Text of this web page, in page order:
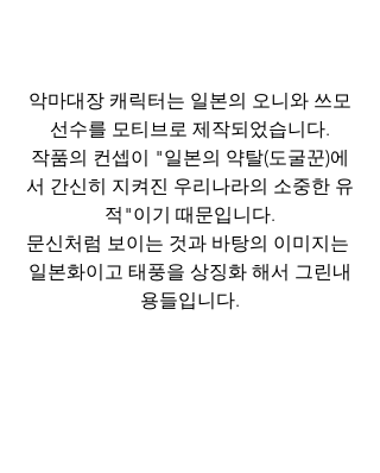
악마대장 캐릭터는 일본의 오니와 쓰모
선수를 모티브로 제작되었습니다.
작품의 컨셉이 "일본의 약탈(도굴꾼)에
서 간신히 지켜진 우리나라의 소중한 유
적"이기 때문입니다.
문신처럼 보이는 것과 바탕의 이미지는
일본화이고 태풍을 상징화 해서 그린내
용들입니다.